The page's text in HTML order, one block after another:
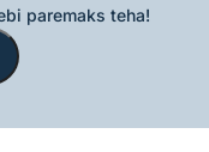
paremaks teha!